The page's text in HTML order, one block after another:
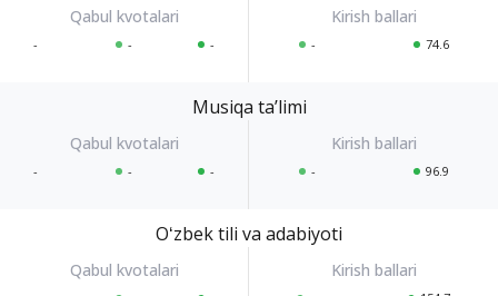
- - - - 74.6
Musiqa taʼlimi
- - - - 96.9
Oʻzbek tili va adabiyoti